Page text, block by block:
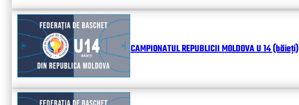
CAMPIONATUL REPUBLICII MOLDOVA U 14 (băieți)